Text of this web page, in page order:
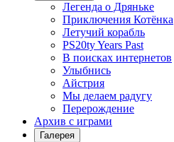
Легенда о Дряньке
Приключения Котёнка
Летучий корабль
PS20ty Years Past
В поисках интернетов
Улыбнись
Айстрия
Мы делаем радугу
Перерождение
Архив с играми
Галерея